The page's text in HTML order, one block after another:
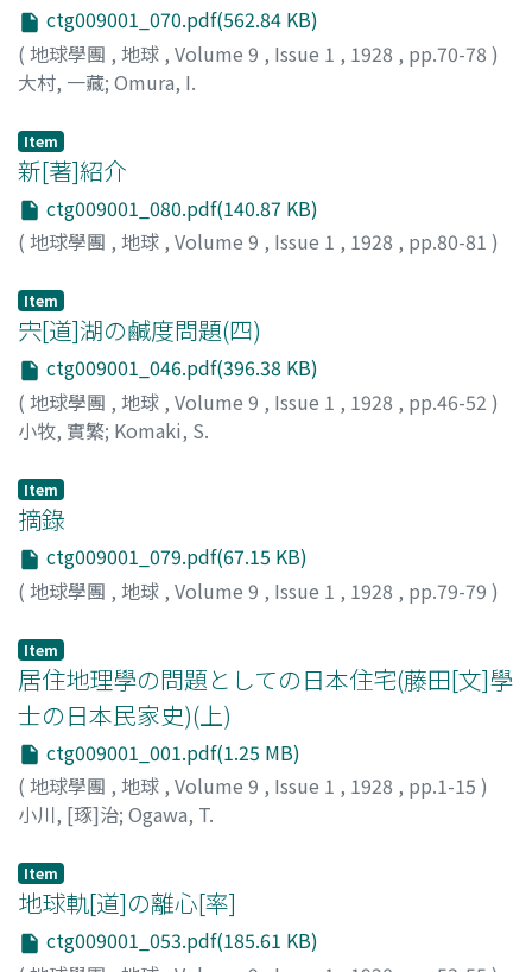
ctg009001_070.pdf(562.84 KB)
( 地球學團 , 地球 , Volume 9 , Issue 1 , 1928 , pp.70-78 )
大村, 一藏; Omura, I.
Item
新[著]紹介
ctg009001_080.pdf(140.87 KB)
( 地球學團 , 地球 , Volume 9 , Issue 1 , 1928 , pp.80-81 )
Item
宍[道]湖の鹹度問題(四)
ctg009001_046.pdf(396.38 KB)
( 地球學團 , 地球 , Volume 9 , Issue 1 , 1928 , pp.46-52 )
小牧, 實繁; Komaki, S.
Item
摘錄
ctg009001_079.pdf(67.15 KB)
( 地球學團 , 地球 , Volume 9 , Issue 1 , 1928 , pp.79-79 )
Item
居住地理學の問題としての日本住宅(藤田[文]學
士の日本民家史)(上)
ctg009001_001.pdf(1.25 MB)
( 地球學團 , 地球 , Volume 9 , Issue 1 , 1928 , pp.1-15 )
小川, [琢]治; Ogawa, T.
Item
地球軌[道]の離心[率]
ctg009001_053.pdf(185.61 KB)